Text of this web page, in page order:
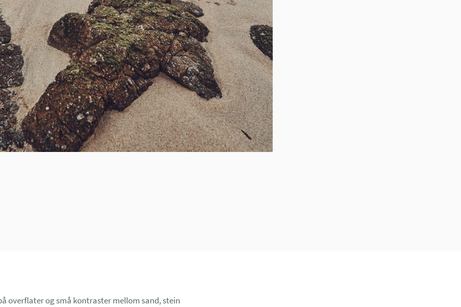
overflater og små kontraster mellom sand, stein